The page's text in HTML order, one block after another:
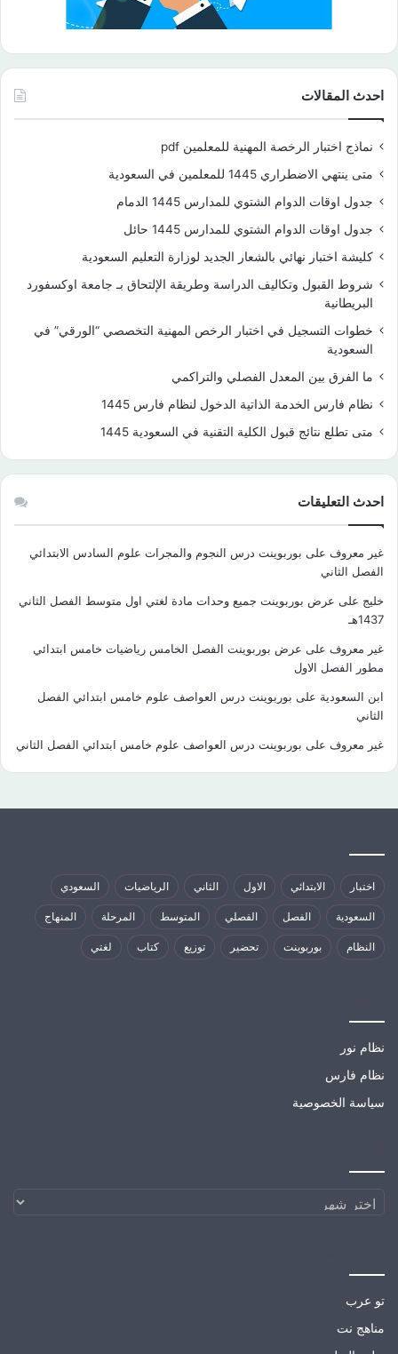
احدث المقالات
نماذج اختبار الرخصة المهنية للمعلمين pdf
متى ينتهي الاضطراري 1445 للمعلمين في السعودية
جدول اوقات الدوام الشتوي للمدارس 1445 الدمام
جدول اوقات الدوام الشتوي للمدارس 1445 حائل
كليشة اختبار نهائي بالشعار الجديد لوزارة التعليم السعودية
شروط القبول وتكاليف الدراسة وطريقة الإلتحاق بـ جامعة اوكسفورد
البريطانية
خطوات التسجيل في اختبار الرخص المهنية التخصصي “الورقي” في
السعودية
ما الفرق بين المعدل الفصلي والتراكمي
نظام فارس الخدمة الذاتية الدخول لنظام فارس 1445
متى تطلع نتائج قبول الكلية التقنية في السعودية 1445
احدث التعليقات
غير معروف على بوربوينت درس النجوم والمجرات علوم السادس الابتدائي
الفصل الثاني
خليج على عرض بوربوينت جميع وحدات مادة لغتي اول متوسط الفصل الثاني
1437هـ
غير معروف على عرض بوربوينت الفصل الخامس رياضيات خامس ابتدائي
مطور الفصل الاول
ابن السعودية على بوربوينت درس العواصف علوم خامس ابتدائي الفصل
الثاني
غير معروف على بوربوينت درس العواصف علوم خامس ابتدائي الفصل الثاني
اختبار الابتدائي الاول الثاني الرياضيات السعودي
السعودية الفصل الفصلي المتوسط المرحلة المنهاج
النظام بوربوينت تحضير توزيع كتاب لغتي
نظام نور
نظام فارس
سياسة الخصوصية
الارشيف
تو عرب
مناهج نت